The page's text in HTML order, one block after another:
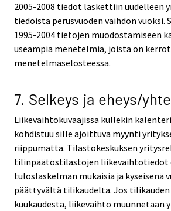
2005-2008 tiedot laskettiin uudelleen
tiedoista perusvuoden vaihdon vuoksi.
1995-2004 tietojen muodostamiseen
useampia menetelmiä, joista on
menetelmäselosteessa.
7. Selkeys ja eheys/
Liikevaihtokuvaajissa kullekin
kohdistuu sille ajoittuva myynti
riippumatta. Tilastokeskuksen
tilinpäätöstilastojen liikevaihtotiedot
tuloslaskelman mukaisia ja kyseisenä
päättyvältä tilikaudelta. Jos tilikauden
kuukaudesta, liikevaihto muunnetaan